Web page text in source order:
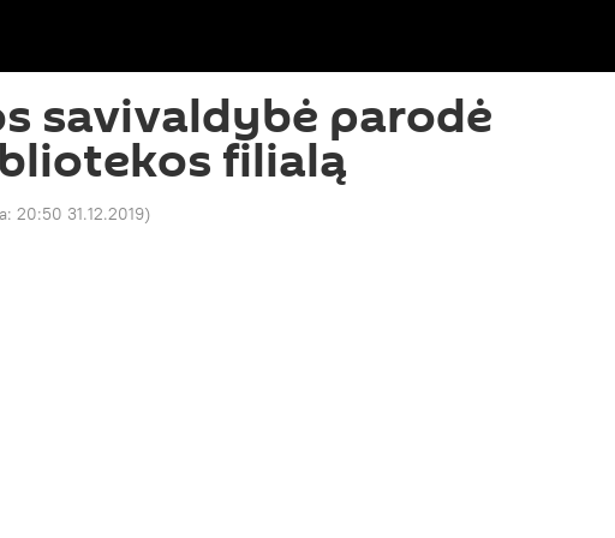
savivaldybė parodė
filialą
20:50 31.12.2019)